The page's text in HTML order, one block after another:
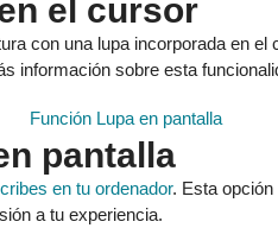
con una lupa incorporada en el
información sobre esta
pantalla
en tu ordenador. Esta
a tu experiencia.